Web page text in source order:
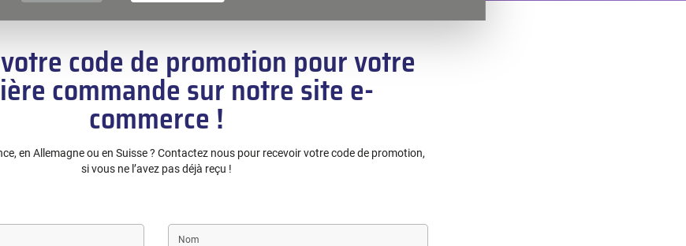
code de promotion pour votre
commande sur notre site e-
commerce !
en Allemagne ou en Suisse ? Contactez nous pour recevoir votre code de promotion,
si vous ne l’avez pas déjà reçu !